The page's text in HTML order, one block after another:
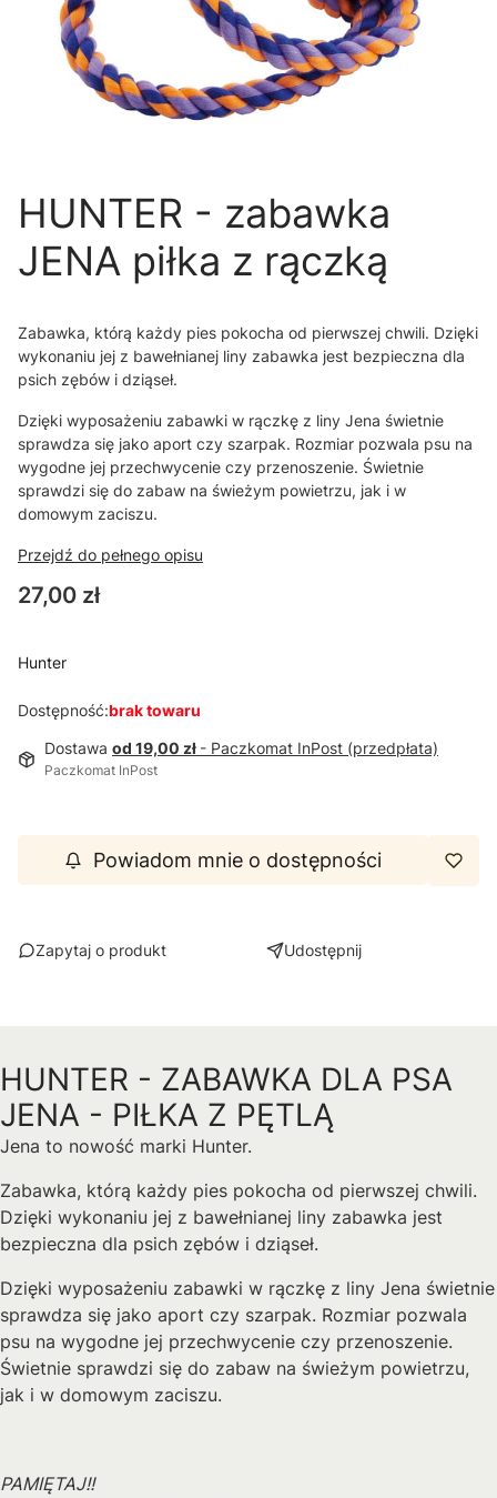
HUNTER - zabawka
JENA piłka z rączką
Zabawka, którą każdy pies pokocha od pierwszej chwili. Dzięki
wykonaniu jej z bawełnianej liny zabawka jest bezpieczna dla
psich zębów i dziąseł.
Dzięki wyposażeniu zabawki w rączkę z liny Jena świetnie
sprawdza się jako aport czy szarpak. Rozmiar pozwala psu na
wygodne jej przechwycenie czy przenoszenie. Świetnie
sprawdzi się do zabaw na świeżym powietrzu, jak i w
domowym zaciszu.
Przejdź do pełnego opisu
Cena
27,00 zł
Hunter
Dostępność:brak towaru
Dostawa od 19,00 zł - Paczkomat InPost (przedpłata)
Paczkomat InPost
Powiadom mnie o dostępności
Zapytaj o produkt Udostępnij
HUNTER - ZABAWKA DLA PSA
JENA - PIŁKA Z PĘTLĄ
Jena to nowość marki Hunter.
Zabawka, którą każdy pies pokocha od pierwszej chwili.
Dzięki wykonaniu jej z bawełnianej liny zabawka jest
bezpieczna dla psich zębów i dziąseł.
Dzięki wyposażeniu zabawki w rączkę z liny Jena świetnie
sprawdza się jako aport czy szarpak. Rozmiar pozwala
psu na wygodne jej przechwycenie czy przenoszenie.
Świetnie sprawdzi się do zabaw na świeżym powietrzu,
jak i w domowym zaciszu.
PAMIĘTAJ!!